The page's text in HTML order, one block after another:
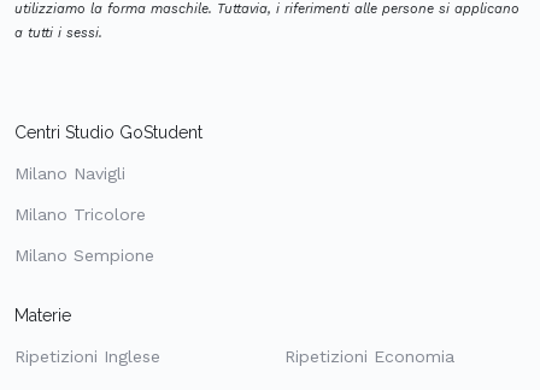
utilizziamo la forma maschile. Tuttavia, i riferimenti alle persone si applicano
a tutti i sessi.
Centri Studio GoStudent
Milano Navigli
Milano Tricolore
Milano Sempione
Materie
Ripetizioni Inglese Ripetizioni Economia